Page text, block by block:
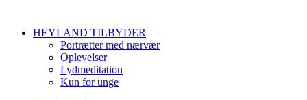
HEYLAND TILBYDER
Portrætter med nærvær
Oplevelser
Lydmeditation
Kun for unge